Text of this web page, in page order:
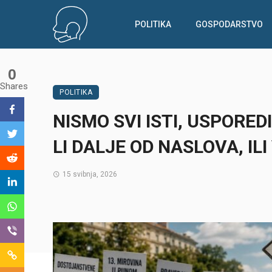
POLITIKA GOSPODARSTVO
POLITIKA
NISMO SVI ISTI,
LI DALJE OD NASLOVA,
15 svibnja, 2026
0
Shares